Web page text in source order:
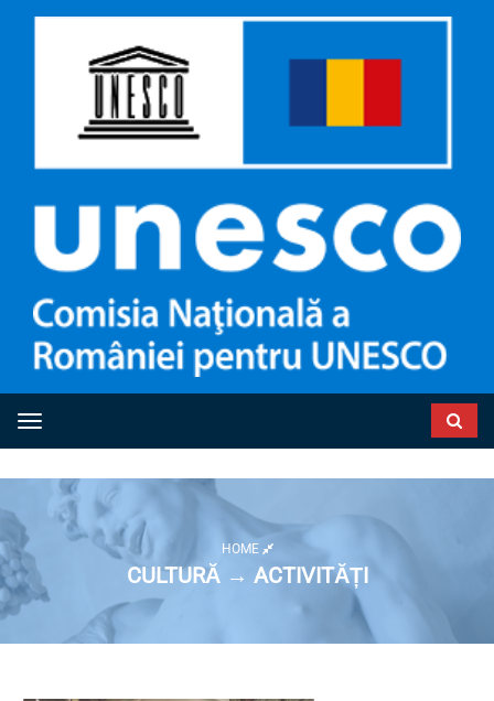
Toggle navigation
HOME
CULTURĂ → ACTIVITĂȚI